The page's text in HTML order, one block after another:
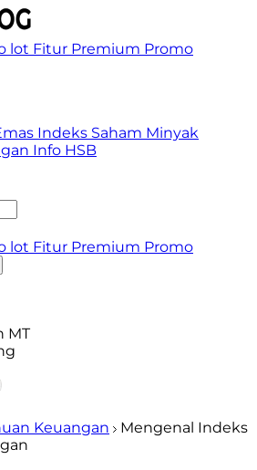
lot Fitur Premium Promo
Indeks Saham Minyak
Info HSB
lot Fitur Premium Promo
MT
Keuangan
Mengenal Indeks